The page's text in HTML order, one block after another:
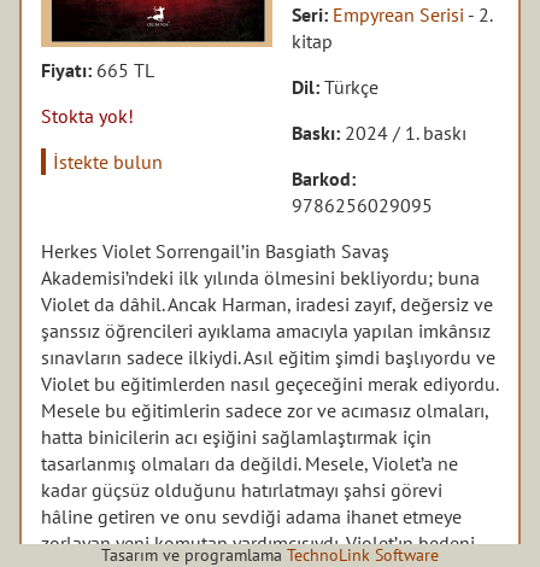
Fiyatı: 665 TL
Stokta yok!
İstekte bulun
Seri: Empyrean Serisi - 2.
kitap
Dil:Türkçe
Baskı: 2024 / 1. baskı
Barkod:
9786256029095
Herkes Violet Sorrengail’in Basgiath Savaş
Akademisi’ndeki ilk yılında ölmesini bekliyordu; buna
Violet da dâhil. Ancak Harman, iradesi zayıf, değersiz ve
şanssız öğrencileri ayıklama amacıyla yapılan imkânsız
sınavların sadece ilkiydi. Asıl eğitim şimdi başlıyordu ve
Violet bu eğitimlerden nasıl geçeceğini merak ediyordu.
Mesele bu eğitimlerin sadece zor ve acımasız olmaları,
hatta binicilerin acı eşiğini sağlamlaştırmak için
tasarlanmış olmaları da değildi. Mesele, Violet’a ne
kadar güçsüz olduğunu hatırlatmayı şahsi görevi
hâline getiren ve onu sevdiği adama ihanet etmeye
zorlayan yeni komutan yardımcısıydı. Violet’ın bedeni
Tasarım ve programlama TechnoLink Software